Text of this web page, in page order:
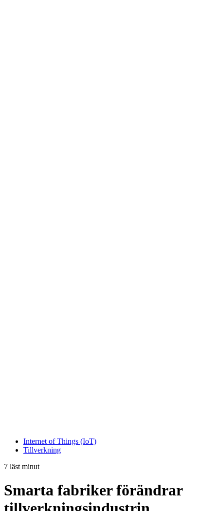
Internet of Things (IoT)
Tillverkning
7 läst minut
Smarta fabriker förändrar